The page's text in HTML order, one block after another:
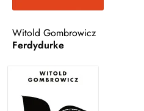
Witold Gombrowicz
Ferdydurke